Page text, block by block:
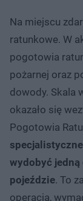
Na miejscu
ratunkowe. W
pogotowia
pożarnej oraz
dowody. Skala
okazało się
Pogotowia
wydobyć jedną
pojeździe. To
operacja,